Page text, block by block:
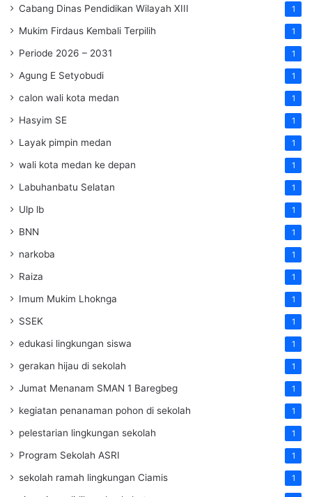
Cabang Dinas Pendidikan Wilayah XIII 1
Mukim Firdaus Kembali Terpilih 1
Periode 2026 – 2031 1
Agung E Setyobudi 1
calon wali kota medan 1
Hasyim SE 1
Layak pimpin medan 1
wali kota medan ke depan 1
Labuhanbatu Selatan 1
Ulp lb 1
BNN 1
narkoba 1
Raiza 1
Imum Mukim Lhoknga 1
SSEK 1
edukasi lingkungan siswa 1
gerakan hijau di sekolah 1
Jumat Menanam SMAN 1 Baregbeg 1
kegiatan penanaman pohon di sekolah 1
pelestarian lingkungan sekolah 1
Program Sekolah ASRI 1
sekolah ramah lingkungan Ciamis 1